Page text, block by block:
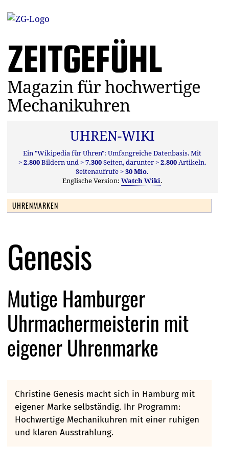
ZEITGEFÜHL
Magazin für hochwertige
Mechanikuhren
UHREN-WIKI
Ein "Wikipedia für Uhren": Umfangreiche Datenbasis. Mit
> 2.800Bildern und> 7.300Seiten, darunter> 2.800Artikeln.
Seitenaufrufe> 30 Mio.
Englische Version:Watch Wiki.
UHRENMARKEN
Genesis
Mutige Hamburger
Uhrmachermeisterin mit
eigener Uhrenmarke
Christine Genesis macht sich in Hamburg mit
eigener Marke selbständig. Ihr Programm:
Hochwertige Mechanikuhren mit einer ruhigen
und klaren Ausstrahlung.